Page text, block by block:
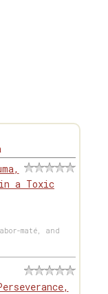
a Toxic
maté, and